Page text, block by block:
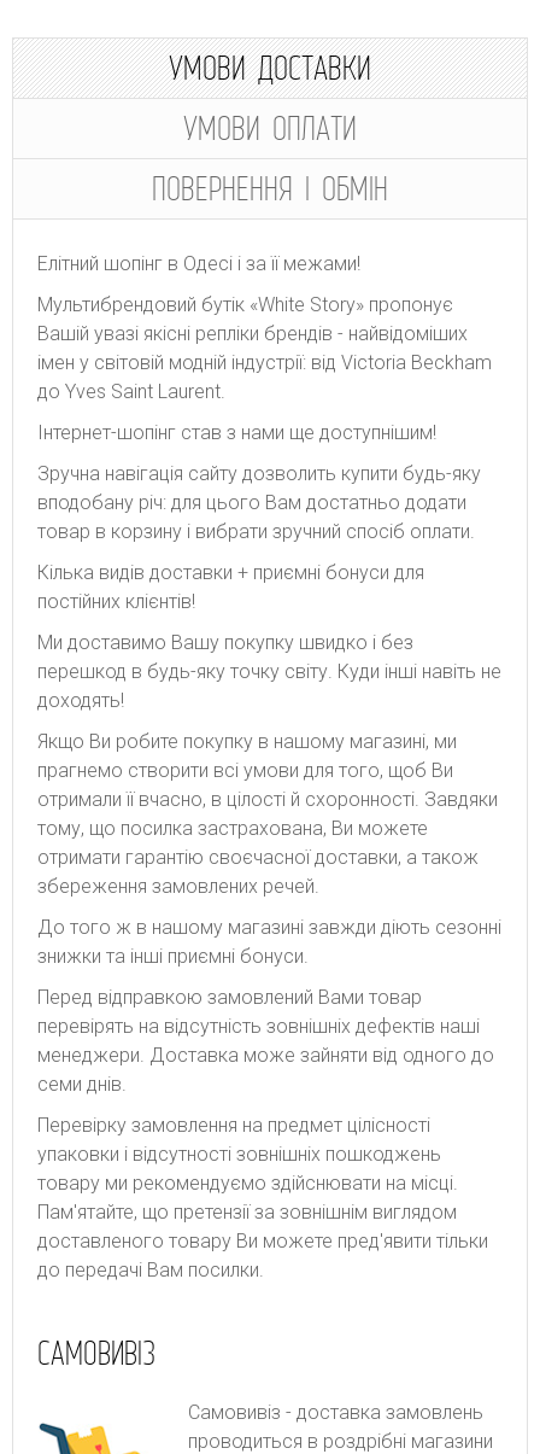
УМОВИ ДОСТАВКИ
УМОВИ ОПЛАТИ
ПОВЕРНЕННЯ І ОБМІН
Елітний шопінг в Одесі і за її межами!
Мультибрендовий бутік «White Story» пропонує
Вашій увазі якісні репліки брендів - найвідоміших
імен у світовій модній індустрії: від Victoria Beckham
до Yves Saint Laurent.
Інтернет-шопінг став з нами ще доступнішим!
Зручна навігація сайту дозволить купити будь-яку
вподобану річ: для цього Вам достатньо додати
товар в корзину і вибрати зручний спосіб оплати.
Кілька видів доставки + приємні бонуси для
постійних клієнтів!
Ми доставимо Вашу покупку швидко і без
перешкод в будь-яку точку світу. Куди інші навіть не
доходять!
Якщо Ви робите покупку в нашому магазині, ми
прагнемо створити всі умови для того, щоб Ви
отримали її вчасно, в цілості й схоронності. Завдяки
тому, що посилка застрахована, Ви можете
отримати гарантію своєчасної доставки, а також
збереження замовлених речей.
До того ж в нашому магазині завжди діють сезонні
знижки та інші приємні бонуси.
Перед відправкою замовлений Вами товар
перевірять на відсутність зовнішніх дефектів наші
менеджери. Доставка може зайняти від одного до
семи днів.
Перевірку замовлення на предмет цілісності
упаковки і відсутності зовнішніх пошкоджень
товару ми рекомендуємо здійснювати на місці.
Пам'ятайте, що претензії за зовнішнім виглядом
доставленого товару Ви можете пред'явити тільки
до передачі Вам посилки.
САМОВИВІЗ
Самовивіз - доставка замовлень
проводиться в роздрібні магазини